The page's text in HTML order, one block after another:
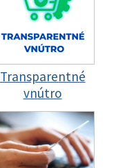
Transparentné
vnútro